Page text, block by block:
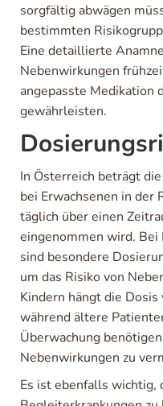
sorgfältig abwägen
bestimmten
Eine detaillierte
Nebenwirkungen
angepasste Medikation
gewährleisten.
In Österreich beträgt
bei Erwachsenen in der
täglich über einen
eingenommen wird.
sind besondere
um das Risiko von
Kindern hängt die
während ältere
Überwachung
Nebenwirkungen zu
Es ist ebenfalls wichtig,